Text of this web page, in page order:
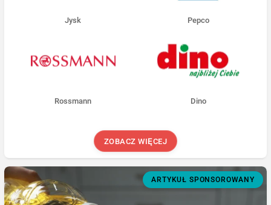
Jysk Pepco
Rossmann Dino
ZOBACZ WIĘCEJ
ARTYKUŁ SPONSOROWANY